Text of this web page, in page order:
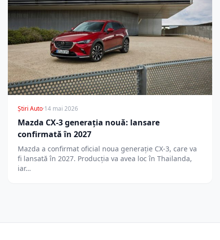
Știri Auto·14 mai 2026
Mazda CX-3 generația nouă: lansare
confirmată în 2027
Mazda a confirmat oficial noua generație CX-3, care va
fi lansată în 2027. Producția va avea loc în Thailanda,
iar…